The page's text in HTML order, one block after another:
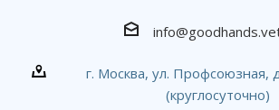
г. Москва, ул. Профсоюзная,
(круглосуточно)